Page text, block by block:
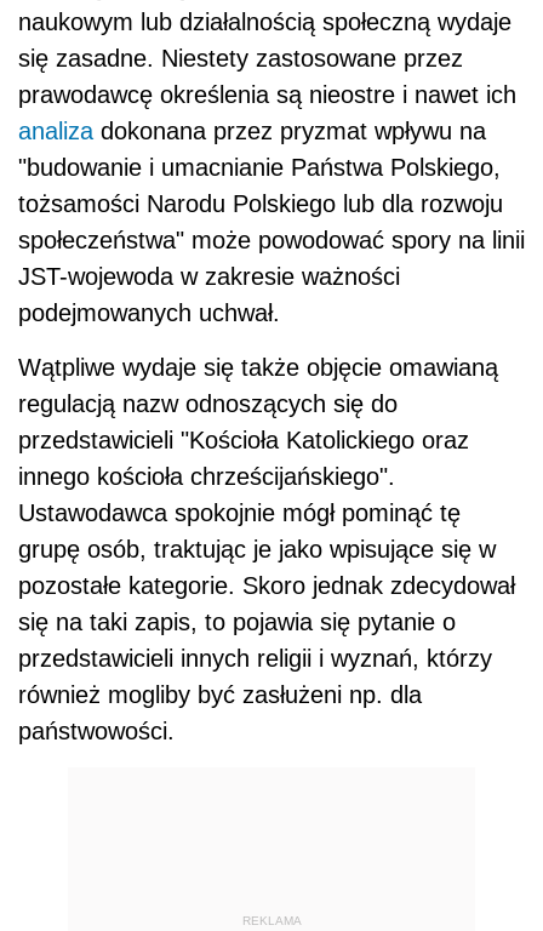
naukowym lub działalnością społeczną wydaje
się zasadne. Niestety zastosowane przez
prawodawcę określenia są nieostre i nawet ich
analiza dokonana przez pryzmat wpływu na
"budowanie i umacnianie Państwa Polskiego,
tożsamości Narodu Polskiego lub dla rozwoju
społeczeństwa" może powodować spory na linii
JST-wojewoda w zakresie ważności
podejmowanych uchwał.
Wątpliwe wydaje się także objęcie omawianą
regulacją nazw odnoszących się do
przedstawicieli "Kościoła Katolickiego oraz
innego kościoła chrześcijańskiego".
Ustawodawca spokojnie mógł pominąć tę
grupę osób, traktując je jako wpisujące się w
pozostałe kategorie. Skoro jednak zdecydował
się na taki zapis, to pojawia się pytanie o
przedstawicieli innych religii i wyznań, którzy
również mogliby być zasłużeni np. dla
państwowości.
REKLAMA